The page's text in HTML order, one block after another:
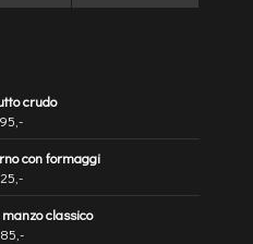
crudo
con formaggi
classico